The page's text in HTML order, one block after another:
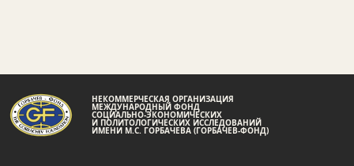
НЕКОММЕРЧЕСКАЯ ОРГАНИЗАЦИЯ
МЕЖДУНАРОДНЫЙ ФОНД
СОЦИАЛЬНО-ЭКОНОМИЧЕСКИХ
И ПОЛИТОЛОГИЧЕСКИХ ИССЛЕДОВАНИЙ
ИМЕНИ М.С. ГОРБАЧЕВА (ГОРБАЧЕВ-ФОНД)